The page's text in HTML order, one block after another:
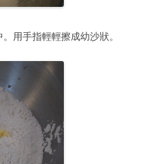
用手指輕輕擦成幼沙狀。